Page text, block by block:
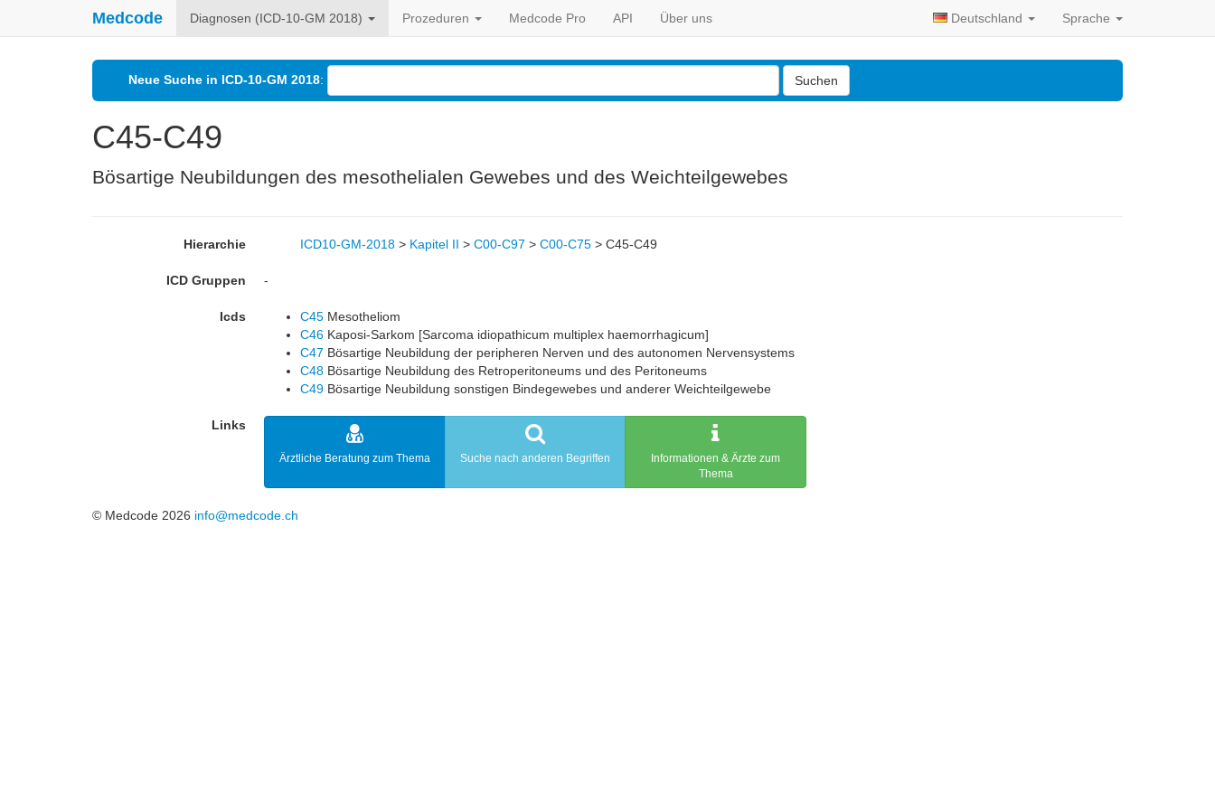
Medcode Diagnosen (ICD-10-GM 2018) Prozeduren Medcode Pro API Über uns Deutschland Sprache
Neue Suche in ICD-10-GM 2018: Suchen
C45-C49
Bösartige Neubildungen des mesothelialen Gewebes und des Weichteilgewebes
Hierarchie ICD10-GM-2018 > Kapitel II > C00-C97 > C00-C75 > C45-C49
ICD Gruppen -
Icds C45 Mesotheliom
C46 Kaposi-Sarkom [Sarcoma idiopathicum multiplex haemorrhagicum]
C47 Bösartige Neubildung der peripheren Nerven und des autonomen Nervensystems
C48 Bösartige Neubildung des Retroperitoneums und des Peritoneums
C49 Bösartige Neubildung sonstigen Bindegewebes und anderer Weichteilgewebe
Links
Ärztliche Beratung zum Thema Suche nach anderen Begriffen
Informationen & Ärzte zum
Thema
© Medcode 2026 info@medcode.ch